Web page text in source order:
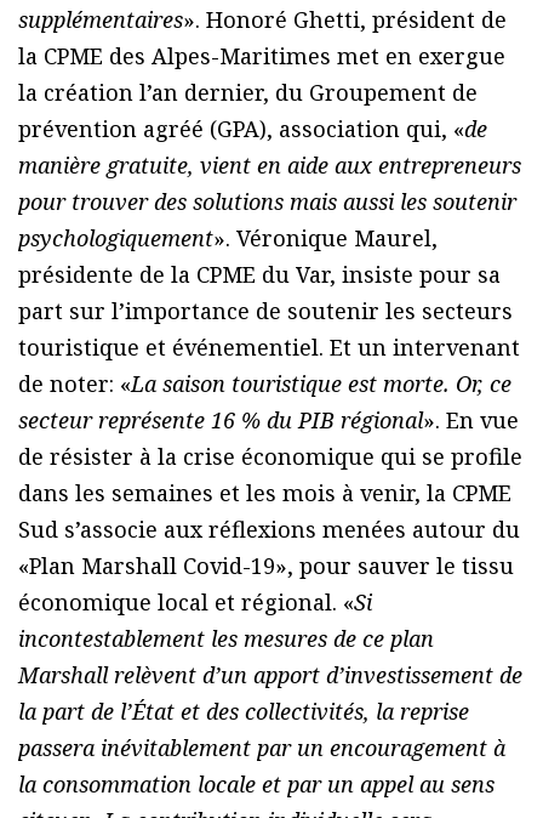
supplémentaires». Honoré Ghetti, président de
la CPME des Alpes-Maritimes met en exergue
la création l’an dernier, du Groupement de
prévention agréé (GPA), association qui, «de
manière gratuite, vient en aide aux entrepreneurs
pour trouver des solutions mais aussi les soutenir
psychologiquement». Véronique Maurel,
présidente de la CPME du Var, insiste pour sa
part sur l’importance de soutenir les secteurs
touristique et événementiel. Et un intervenant
de noter: «La saison touristique est morte. Or, ce
secteur représente 16 % du PIB régional». En vue
de résister à la crise économique qui se profile
dans les semaines et les mois à venir, la CPME
Sud s’associe aux réflexions menées autour du
«Plan Marshall Covid-19», pour sauver le tissu
économique local et régional. «Si
incontestablement les mesures de ce plan
Marshall relèvent d’un apport d’investissement de
la part de l’État et des collectivités, la reprise
passera inévitablement par un encouragement à
la consommation locale et par un appel au sens